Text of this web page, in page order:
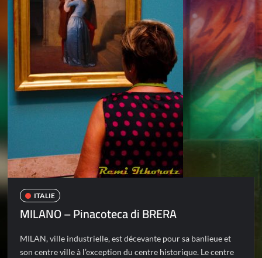
ITALIE
MILANO – Pinacoteca di BRERA
MILAN, ville industrielle, est décevante pour sa banlieue et
son centre ville à l’exception du centre historique. Le centre